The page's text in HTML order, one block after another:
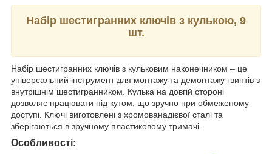
Набір шестигранних ключів з кулькою, 9
шт.
Набір шестигранних ключів з кульковим наконечником – це
універсальний інструмент для монтажу та демонтажу гвинтів з
внутрішнім шестигранником. Кулька на довгій стороні
дозволяє працювати під кутом, що зручно при обмеженому
доступі. Ключі виготовлені з хромованадієвої сталі та
зберігаються в зручному пластиковому тримачі.
Особливості: